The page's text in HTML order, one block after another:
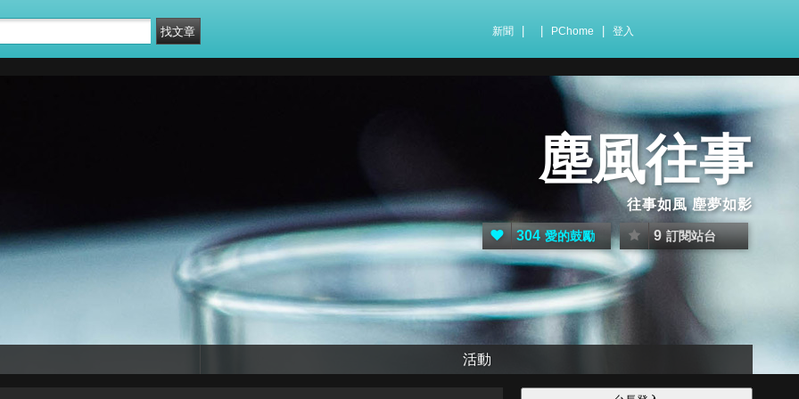
新聞 PChome 登入
塵風往事
往事如風 塵夢如影
304 愛的鼓勵 9 訂閱站台
活動